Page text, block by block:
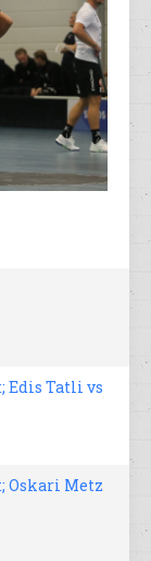
Edis Tatli vs
Oskari Metz